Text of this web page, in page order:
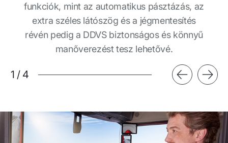
funkciók, mint az automatikus pásztázás, az
extra széles látószög és a jégmentesítés
révén pedig a DDVS biztonságos és könnyű
manőverezést tesz lehetővé.
1 / 4